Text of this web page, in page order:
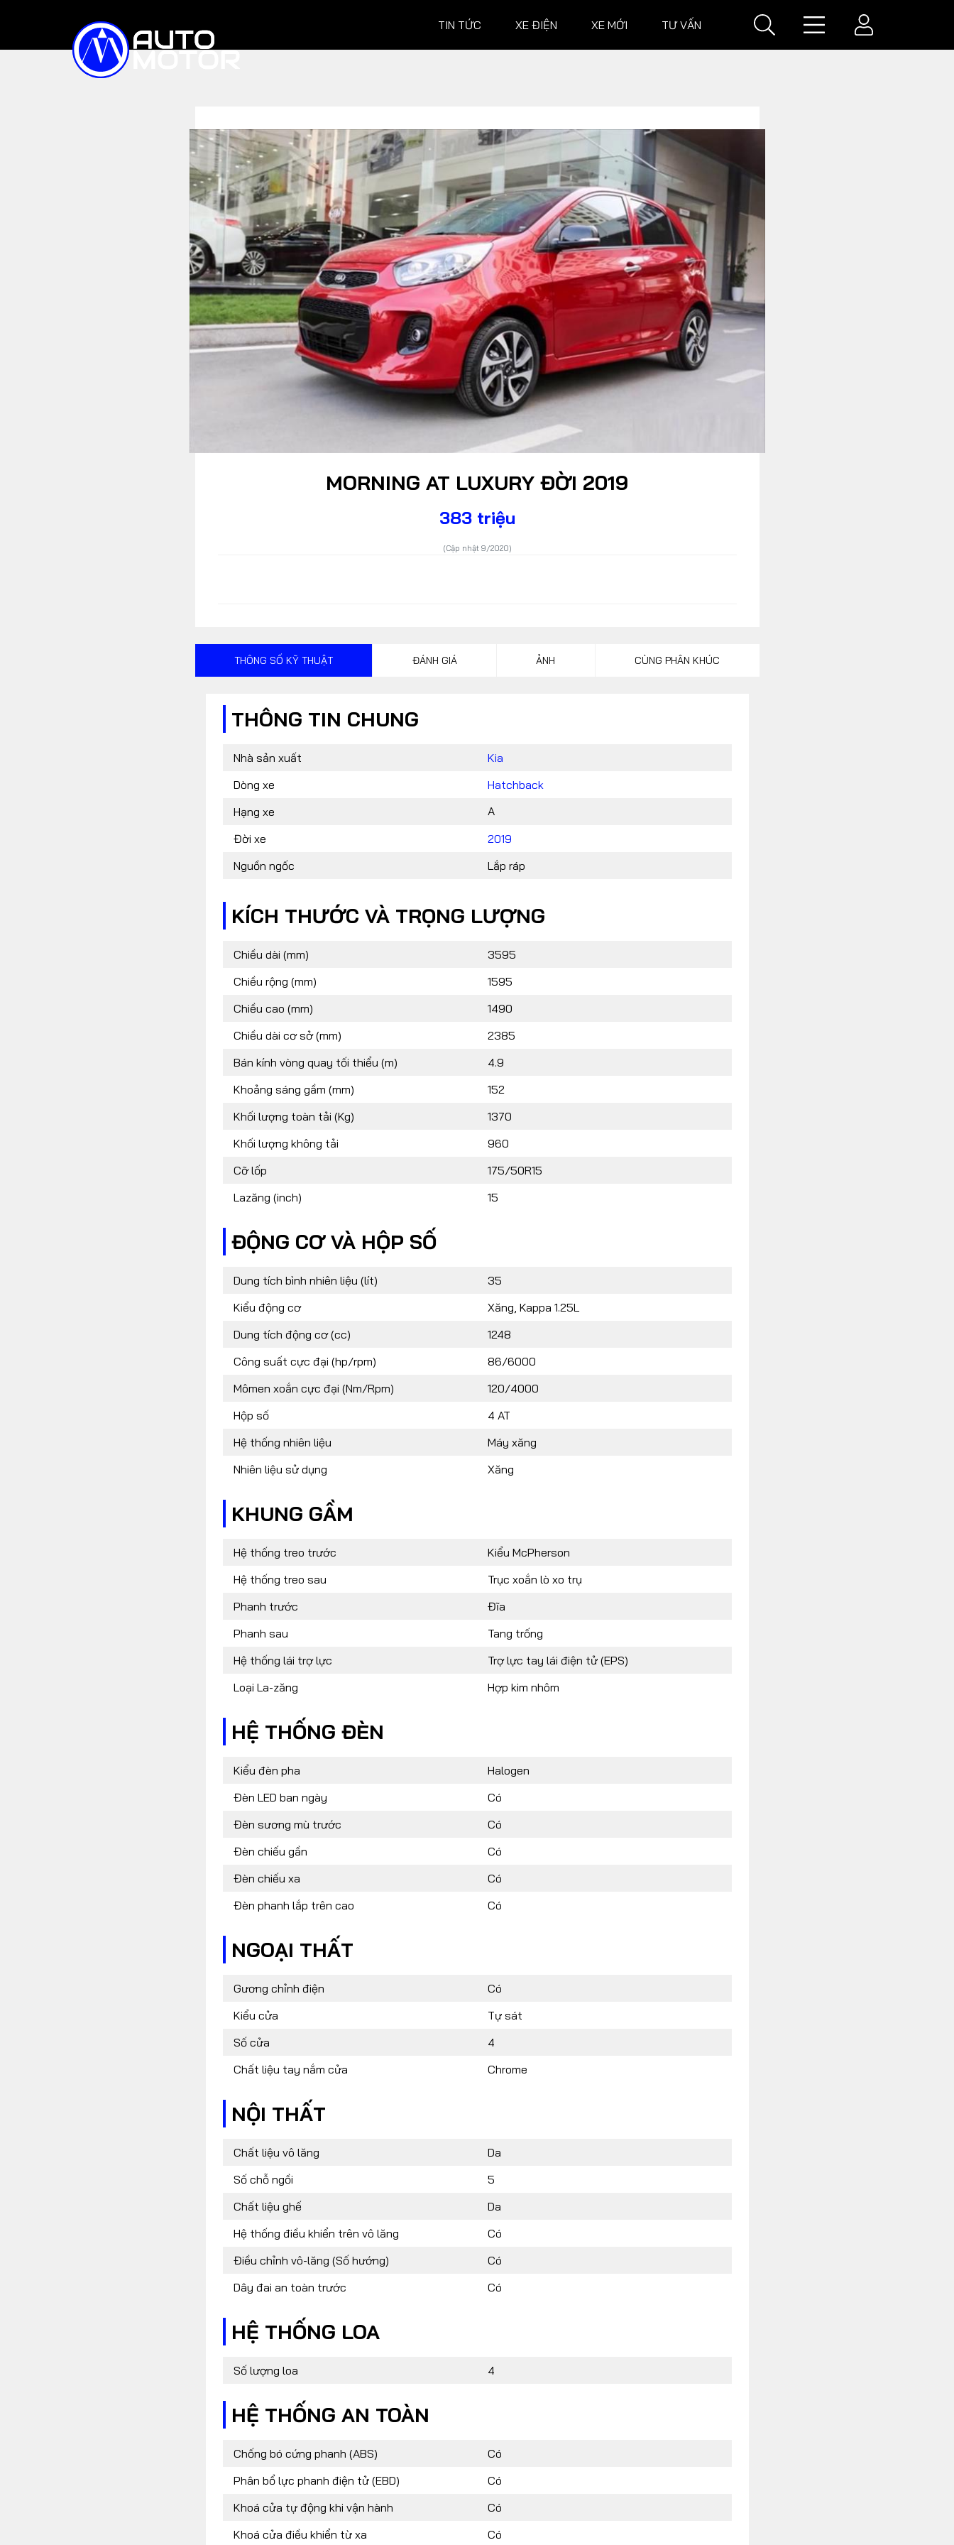
TIN TỨC XE ĐIỆN XE MỚI TƯ VẤN
Ô tô
Xe máy
Ô tô
Xe máy
Hành trình
SO SÁNH XE TƯ VẤN
Mẹo vặt
Lỗi thường gặp
Hỏi đáp
ĐUA XE
F1
F1 Hà Nội
VĂN HOÁ XE
Đời sống xe
RSS
CONTACT US
automotorvn@hemera.vn
MORNING AT LUXURY ĐỜI 2019
383 triệu
(Cập nhật 9/2020)
THÔNG SỐ KỸ THUẬT ĐÁNH GIÁ ẢNH CÙNG PHÂN KHÚC
THÔNG TIN CHUNG
Nhà sản xuất
Kia
Dòng xe
Hatchback
Hạng xe
A
Đời xe
2019
Nguồn ngốc
Lắp ráp
KÍCH THƯỚC VÀ TRỌNG LƯỢNG
Chiều dài (mm)
3595
Chiều rộng (mm)
1595
Chiều cao (mm)
1490
Chiều dài cơ sở (mm)
2385
Bán kính vòng quay tối thiểu (m)
4.9
Khoảng sáng gầm (mm)
152
Khối lượng toàn tải (Kg)
1370
Khối lượng không tải
960
Cỡ lốp
175/50R15
Lazăng (inch)
15
ĐỘNG CƠ VÀ HỘP SỐ
Dung tích bình nhiên liệu (lít)
35
Kiểu động cơ
Xăng, Kappa 1.25L
Dung tích động cơ (cc)
1248
Công suất cực đại (hp/rpm)
86/6000
Mômen xoắn cực đại (Nm/Rpm)
120/4000
Hộp số
4 AT
Hệ thống nhiên liệu
Máy xăng
Nhiên liệu sử dụng
Xăng
KHUNG GẦM
Hệ thống treo trước
Kiểu McPherson
Hệ thống treo sau
Trục xoắn lò xo trụ
Phanh trước
Đĩa
Phanh sau
Tang trống
Hệ thống lái trợ lực
Trợ lực tay lái điện tử (EPS)
Loại La-zăng
Hợp kim nhôm
HỆ THỐNG ĐÈN
Kiểu đèn pha
Halogen
Đèn LED ban ngày
Có
Đèn sương mù trước
Có
Đèn chiếu gần
Có
Đèn chiếu xa
Có
Đèn phanh lắp trên cao
Có
NGOẠI THẤT
Gương chỉnh điện
Có
Kiểu cửa
Tự sát
Số cửa
4
Chất liệu tay nắm cửa
Chrome
NỘI THẤT
Chất liệu vô lăng
Da
Số chỗ ngồi
5
Chất liệu ghế
Da
Hệ thống điều khiển trên vô lăng
Có
Điều chỉnh vô-lăng (Số hướng)
Có
Dây đai an toàn trước
Có
HỆ THỐNG LOA
Số lượng loa 4
HỆ THỐNG AN TOÀN
Chống bó cứng phanh (ABS)
Có
Phân bổ lực phanh điện tử (EBD)
Có
Khoá cửa tự động khi vận hành
Có
Khoá cửa điều khiển từ xa
Có